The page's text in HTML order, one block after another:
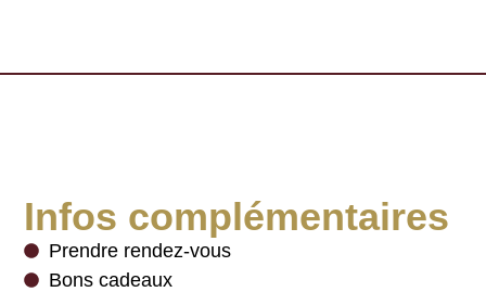
Infos complémentaires
Prendre rendez-vous
Bons cadeaux